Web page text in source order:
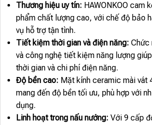
Thương hiệu uy tín: HAWONKOO cam
phẩm chất lượng cao, với chế độ bảo
vụ hỗ trợ tận tình.
Tiết kiệm thời gian và điện năng: Chức
và công nghệ tiết kiệm năng lượng
thời gian và chi phí điện năng.
Độ bền cao: Mặt kính ceramic mài vát
mang đến độ bền tối ưu, phù hợp với
dụng.
Linh hoạt trong nấu nướng: Với 9 cấp